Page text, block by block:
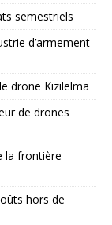
semestriels
d’armement
drone Kızılelma
de drones
la frontière
hors de